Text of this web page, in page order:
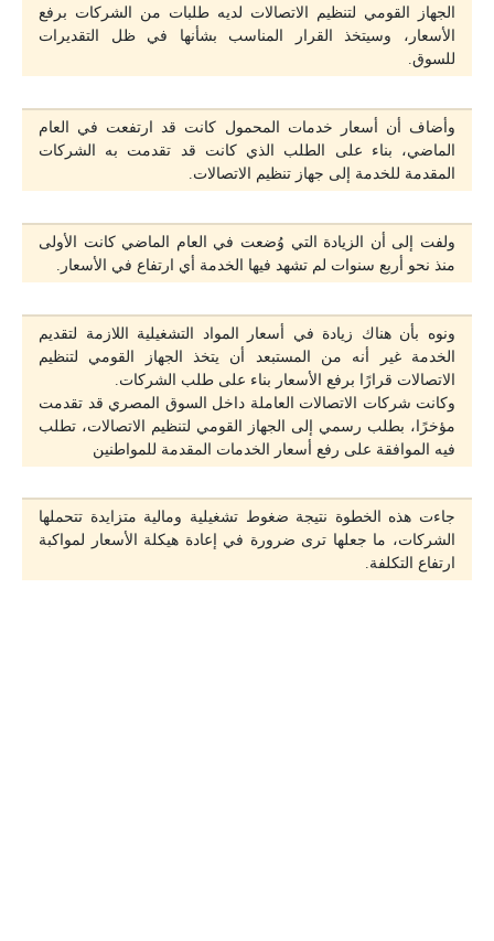
الجهاز القومي لتنظيم الاتصالات لديه طلبات من الشركات برفع
الأسعار، وسيتخذ القرار المناسب بشأنها في ظل التقديرات
للسوق.
وأضاف أن أسعار خدمات المحمول كانت قد ارتفعت في العام
الماضي، بناء على الطلب الذي كانت قد تقدمت به الشركات
المقدمة للخدمة إلى جهاز تنظيم الاتصالات.
ولفت إلى أن الزيادة التي وُضعت في العام الماضي كانت الأولى
منذ نحو أربع سنوات لم تشهد فيها الخدمة أي ارتفاع في الأسعار.
ونوه بأن هناك زيادة في أسعار المواد التشغيلية اللازمة لتقديم
الخدمة غير أنه من المستبعد أن يتخذ الجهاز القومي لتنظيم
الاتصالات قرارًا برفع الأسعار بناء على طلب الشركات.
وكانت شركات الاتصالات العاملة داخل السوق المصري قد تقدمت
مؤخرًا، بطلب رسمي إلى الجهاز القومي لتنظيم الاتصالات، تطلب
فيه الموافقة على رفع أسعار الخدمات المقدمة للمواطنين
جاءت هذه الخطوة نتيجة ضغوط تشغيلية ومالية متزايدة تتحملها
الشركات، ما جعلها ترى ضرورة في إعادة هيكلة الأسعار لمواكبة
ارتفاع التكلفة.